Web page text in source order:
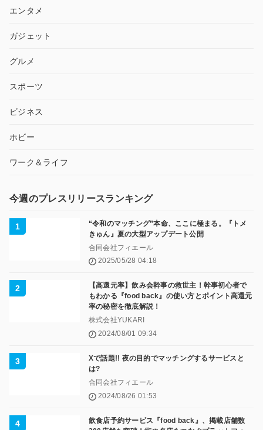
エンタメ
ガジェット
グルメ
スポーツ
ビジネス
ホビー
ワーク＆ライフ
今週のプレスリリースランキング
“令和のマッチング”本命、ここに極まる。『トメ
きゅん』夏の大型アップデート公開
合同会社フィエール
2025/05/28 04:18
【高還元率】飲み会幹事の救世主！幹事初心者で
もわかる『food back』の使い方とポイント高還元
率の秘密を徹底解説！
株式会社YUKARI
2024/08/01 09:34
Xで話題!! 夜の目的でマッチングするサービスと
は?
合同会社フィエール
2024/08/26 01:53
飲食店予約サービス『food back』、掲載店舗数